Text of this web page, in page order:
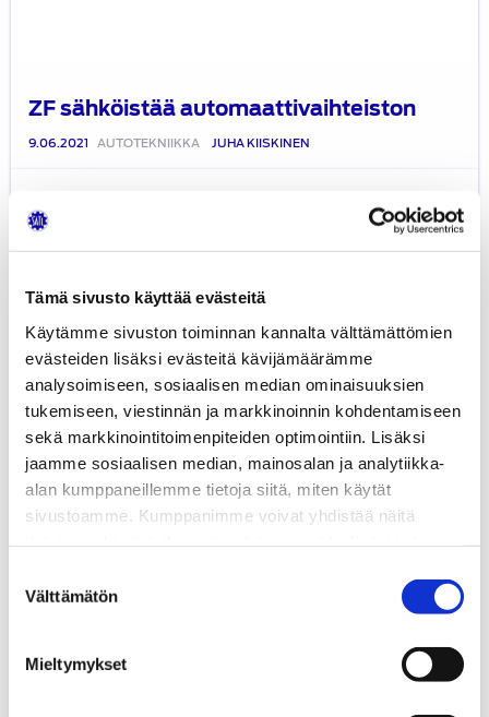
Tämä sivusto käyttää evästeitä
Käytämme sivuston toiminnan kannalta välttämättömien
evästeiden lisäksi evästeitä kävijämäärämme
analysoimiseen, sosiaalisen median ominaisuuksien
tukemiseen, viestinnän ja markkinoinnin kohdentamiseen
sekä markkinointitoimenpiteiden optimointiin. Lisäksi
jaamme sosiaalisen median, mainosalan ja analytiikka-
alan kumppaneillemme tietoja siitä, miten käytät
sivustoamme. Kumppanimme voivat yhdistää näitä
valinta
Välttämätön
Mieltymykset
ZF sähköistää automaattivaihteiston
9.06.2021 AUTOTEKNIIKKA JUHA KIISKINEN
Automaattivaihteistot yleistyvät
yleistyvät